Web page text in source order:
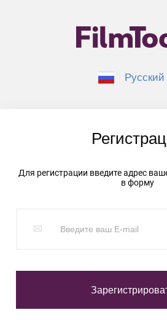
Русский
Для регистрации введите адрес
в форму